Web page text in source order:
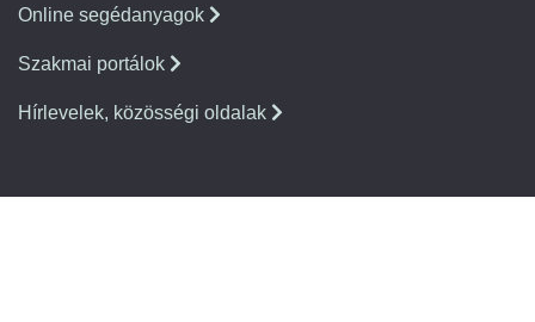
Online segédanyagok
Szakmai portálok
Hírlevelek, közösségi oldalak